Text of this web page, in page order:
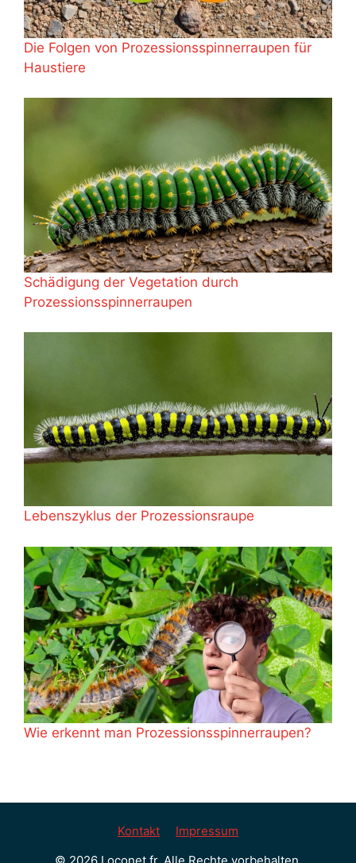
Die Folgen von Prozessionsspinnerraupen für
Haustiere
Schädigung der Vegetation durch
Prozessionsspinnerraupen
Lebenszyklus der Prozessionsraupe
Wie erkennt man Prozessionsspinnerraupen?
Kontakt
Impressum